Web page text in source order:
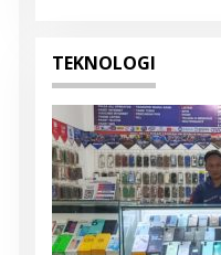
TEKNOLOGI